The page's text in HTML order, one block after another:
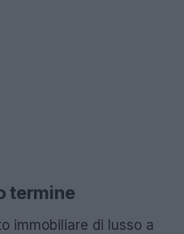
termine
immobiliare di lusso a